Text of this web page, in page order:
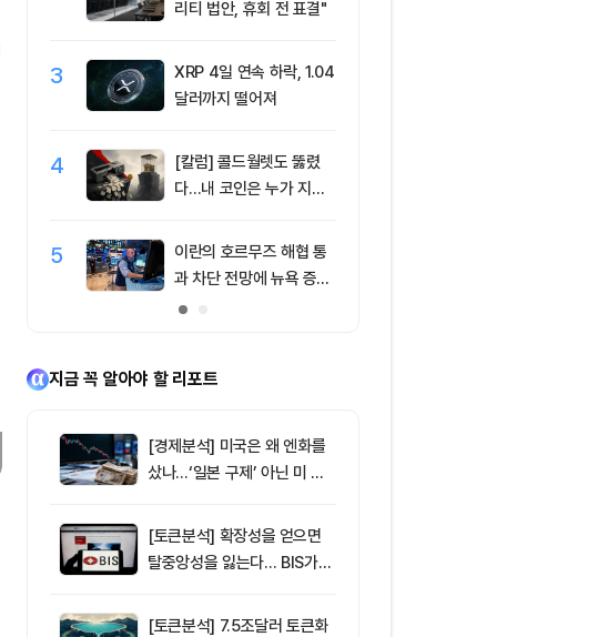
리티 법안, 휴회 전 표결"
3
XRP 4일 연속 하락, 1.04
달러까지 떨어져
4
[칼럼] 콜드월렛도 뚫렸
다…내 코인은 누가 지키
5
이란의 호르무즈 해협 통
과 차단 전망에 뉴욕 증시
약세
지금 꼭 알아야 할 리포트
[경제분석] 미국은 왜 엔화를
샀나…‘일본 구제’ 아닌 미 국
[토큰분석] 확장성을 얻으면
탈중앙성을 잃는다… BIS가
학’
[토큰분석] 7.5조달러 토큰화